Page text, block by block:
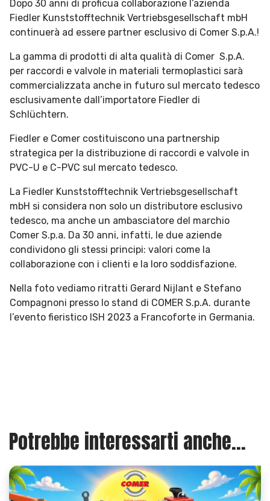
Dopo 30 anni di proficua collaborazione l’azienda
Fiedler Kunststofftechnik Vertriebsgesellschaft mbH
continuerà ad essere partner esclusivo di Comer S.p.A.!
La gamma di prodotti di alta qualità di Comer S.p.A.
per raccordi e valvole in materiali termoplastici sarà
commercializzata anche in futuro sul mercato tedesco
esclusivamente dall’importatore Fiedler di
Schlüchtern.
Fiedler e Comer costituiscono una partnership
strategica per la distribuzione di raccordi e valvole in
PVC-U e C-PVC sul mercato tedesco.
La Fiedler Kunststofftechnik Vertriebsgesellschaft
mbH si considera non solo un distributore esclusivo
tedesco, ma anche un ambasciatore del marchio
Comer S.p.a. Da 30 anni, infatti, le due aziende
condividono gli stessi principi: valori come la
collaborazione con i clienti e la loro soddisfazione.
Nella foto vediamo ritratti Gerard Nijlant e Stefano
Compagnoni presso lo stand di COMER S.p.A. durante
l’evento fieristico ISH 2023 a Francoforte in Germania.
Potrebbe interessarti anche...